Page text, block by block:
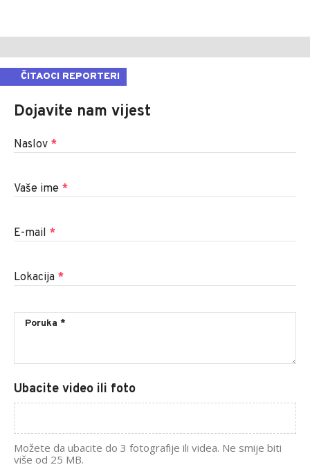
ČITAOCI REPORTERI
Dojavite nam vijest
Naslov *
Vaše ime *
E-mail *
Lokacija *
Ubacite video ili foto
Možete da ubacite do 3 fotografije ili videa. Ne smije biti
više od 25 MB.